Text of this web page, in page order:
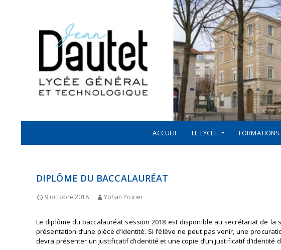
LYCÉE JEAN DAUTET À LA ROCHELLE
ACCUEIL LE LYCÉE
DIPLÔME DU BACCALAURÉAT
9 octobre 2018 Yohan Poirier
Le diplôme du baccalauréat session 2018 est disponible au secrétariat de la
présentation d’une pièce d’identité. Si l’élève ne peut pas venir, une
devra présenter un justificatif d’identité et une copie d’un justificatif d’identité